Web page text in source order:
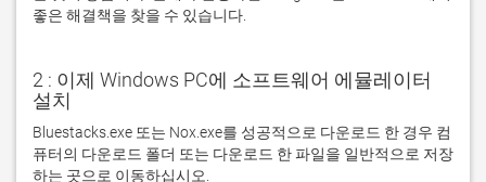
좋은 해결책을 찾을 수 있습니다.
2 : 이제 Windows PC에 소프트웨어 에뮬레이터
설치
Bluestacks.exe 또는 Nox.exe를 성공적으로 다운로드 한 경우 컴
퓨터의 다운로드 폴더 또는 다운로드 한 파일을 일반적으로 저장